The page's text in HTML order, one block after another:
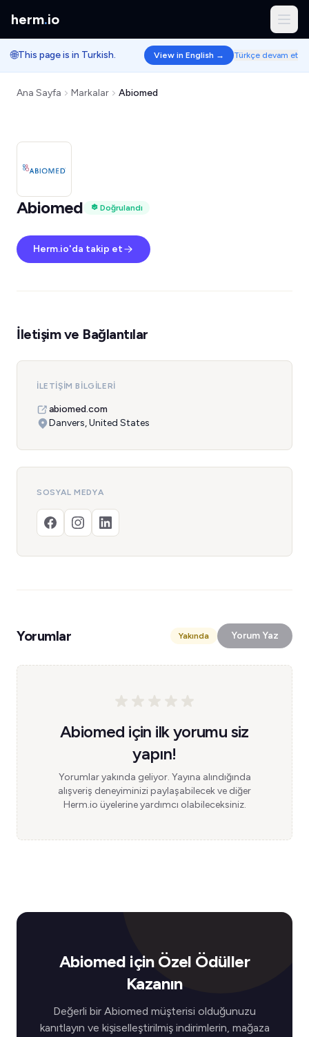
herm.io
🌐This page is in Turkish. View in English → Türkçe devam et
Ana Sayfa Markalar Abiomed
Abiomed Doğrulandı
Herm.io'da takip et
İletişim ve Bağlantılar
İLETIŞIM BILGILERI
abiomed.com
Danvers, United States
SOSYAL MEDYA
Yorumlar Yakında Yorum Yaz
Abiomed için ilk yorumu siz
yapın!
Yorumlar yakında geliyor. Yayına alındığında
alışveriş deneyiminizi paylaşabilecek ve diğer
Herm.io üyelerine yardımcı olabileceksiniz.
Abiomed için Özel Ödüller
Kazanın
Değerli bir Abiomed müşterisi olduğunuzu
kanıtlayın ve kişiselleştirilmiş indirimlerin, mağaza